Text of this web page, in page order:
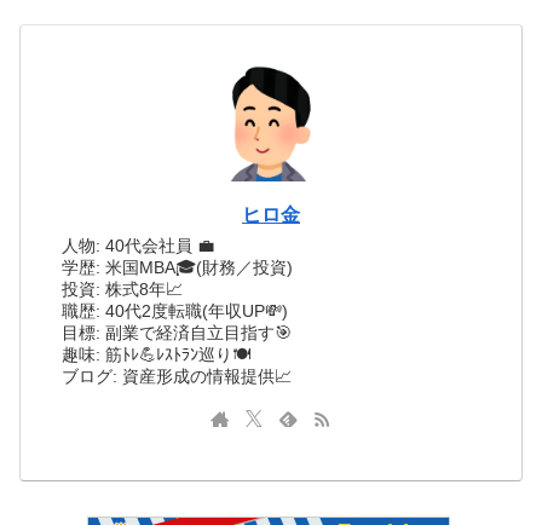
ヒロ金
人物: 40代会社員 💼
学歴: 米国MBA🎓(財務／投資)
投資: 株式8年📈
職歴: 40代2度転職(年収UP💸)
目標: 副業で経済自立目指す🎯
趣味: 筋ﾄﾚ💪ﾚｽﾄﾗﾝ巡り🍽️
ブログ: 資産形成の情報提供📈